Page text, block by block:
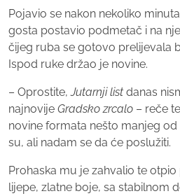
Pojavio se nakon nekoliko
gosta postavio podmetač i na
čijeg ruba se gotovo prelijevala
Ispod ruke držao je novine.
– Oprostite,Jutarnji list danas
najnovije Gradsko zrcalo – reče
novine formata nešto manjeg
su, ali nadam se da će poslužiti.
Prohaska mu je zahvalio te
lijepe, zlatne boje, sa stabilnom